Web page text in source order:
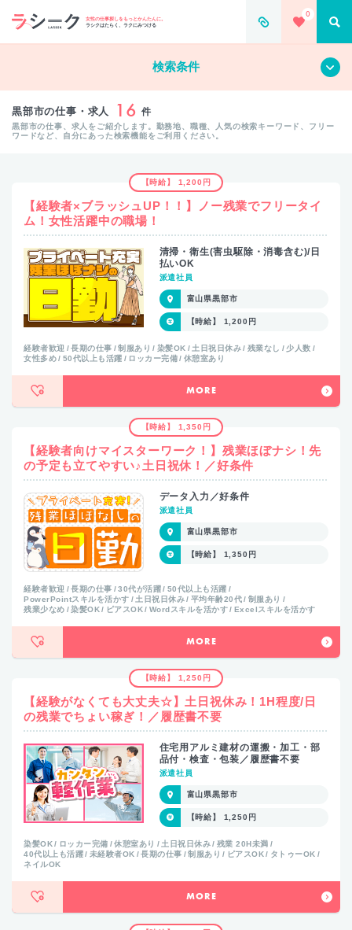
女性の仕事探しをもっとかんたんに。
ラシクはたらく、ラクにみつける
0
すべて クリア
検索条件
黒部市の仕事・求人 16 件
黒部市の仕事、求人をご紹介します。勤務地、職種、人気の検索キーワード、フリー
ワードなど、自分にあった検索機能をご利用ください。
【時給】 1,200円
【経験者×ブラッシュUP！！】ノー残業でフリータイ
ム！女性活躍中の職場！
清掃・衛生(害虫駆除・消毒含む)/日
払いOK
派遣社員
富山県黒部市
【時給】 1,200円
経験者歓迎 長期の仕事 制服あり 染髪OK 土日祝日休み 残業なし
少人数
女性多め
50代以上も活躍 ロッカー完備 休憩室あり
MORE
【時給】 1,350円
【経験者向けマイスターワーク！】残業ほぼナシ！先
の予定も立てやすい♪土日祝休！／好条件
データ入力／好条件
派遣社員
富山県黒部市
【時給】 1,350円
経験者歓迎 長期の仕事 30代が活躍
50代以上も活躍
PowerPointスキルを活かす
土日祝日休み 平均年齢20代
制服あり
残業少なめ
染髪OK ピアスOK Wordスキルを活かす Excelスキルを活かす
MORE
【時給】 1,250円
【経験がなくても大丈夫☆】土日祝休み！1H程度/日
の残業でちょい稼ぎ！／履歴書不要
住宅用アルミ建材の運搬・加工・部
品付・検査・包装／履歴書不要
派遣社員
富山県黒部市
【時給】 1,250円
染髪OK ロッカー完備 休憩室あり 土日祝日休み
残業 20H未満
40代以上も活躍
未経験者OK 長期の仕事 制服あり ピアスOK
タトゥーOK
ネイルOK
MORE